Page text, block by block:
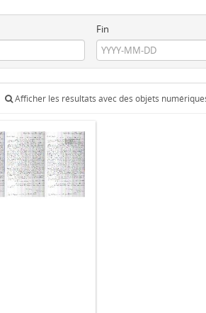
Fin
Afficher les résultats avec des objets